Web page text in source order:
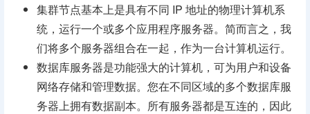
集群节点基本上是具有不同 IP 地址的物理计算机系
统，运行一个或多个应用程序服务器。简而言之，我
们将多个服务器组合在一起，作为一台计算机运行。
数据库服务器是功能强大的计算机，可为用户和设备
网络存储和管理数据。您在不同区域的多个数据库服
务器上拥有数据副本。所有服务器都是互连的，因此